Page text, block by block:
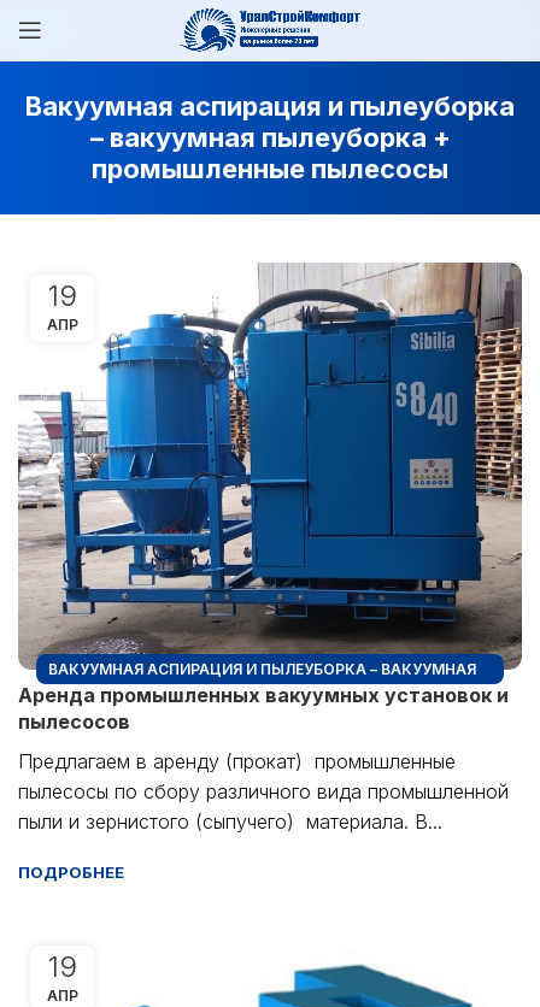
Вакуумная аспирация и пылеуборка
– вакуумная пылеуборка +
промышленные пылесосы
19
АПР
ВАКУУМНАЯ АСПИРАЦИЯ И ПЫЛЕУБОРКА – ВАКУУМНАЯ
ПЫЛЕУБОРКА + ПРОМЫШЛЕННЫЕ ПЫЛЕСОСЫ
Аренда промышленных вакуумных установок и
пылесосов
Предлагаем в аренду (прокат) промышленные
пылесосы по сбору различного вида промышленной
пыли и зернистого (сыпучего) материала. В...
ПОДРОБНЕЕ
19
АПР